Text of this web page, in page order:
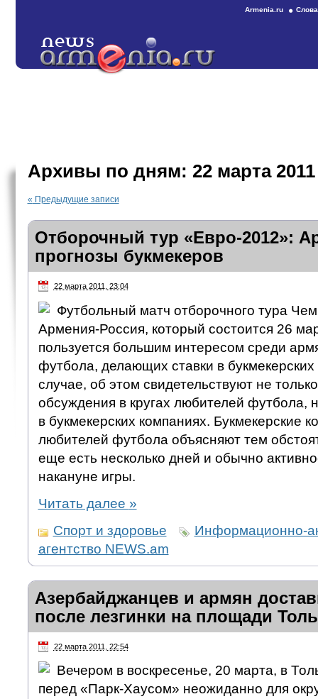
Armenia.ru
Архивы по дням: 22 марта 2011
« Предыдущие записи
Отборочный тур «Евро-2012»:
прогнозы букмекеров
22 марта 2011, 23:04
Футбольный матч отборочного тура
Армения-Россия, который состоится 26
пользуется большим интересом среди
футбола, делающих ставки в
случае, об этом свидетельствуют не
обсуждения в кругах любителей футбола,
в букмекерских компаниях. Букмекерские
любителей футбола объясняют тем
еще есть несколько дней и обычно
накануне игры.
Читать далее »
Спорт и здоровье
Информационно-
агентство NEWS.am
Азербайджанцев и армян
после лезгинки на площади
22 марта 2011, 22:54
Вечером в воскресенье, 20 марта, в
перед «Парк-Хаусом» неожиданно для